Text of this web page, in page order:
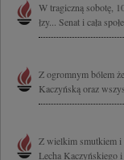
W tragiczną sobotę,
łzy... Senat i cała
Z ogromnym bólem
Kaczyńską oraz
Z wielkim smutkiem i
Lecha Kaczyńskiego